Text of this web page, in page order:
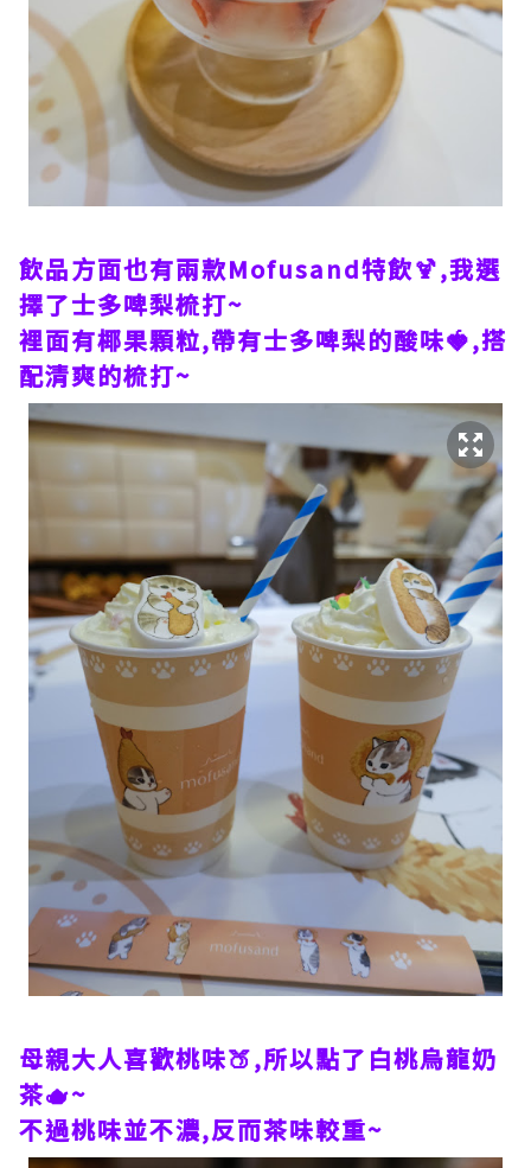
飲品方面也有兩款Mofusand特飲🍹,我選
擇了士多啤梨梳打~
裡面有椰果顆粒,帶有士多啤梨的酸味🍓,搭
配清爽的梳打~
母親大人喜歡桃味🍑,所以點了白桃烏龍奶
茶🫖~
不過桃味並不濃,反而茶味較重~